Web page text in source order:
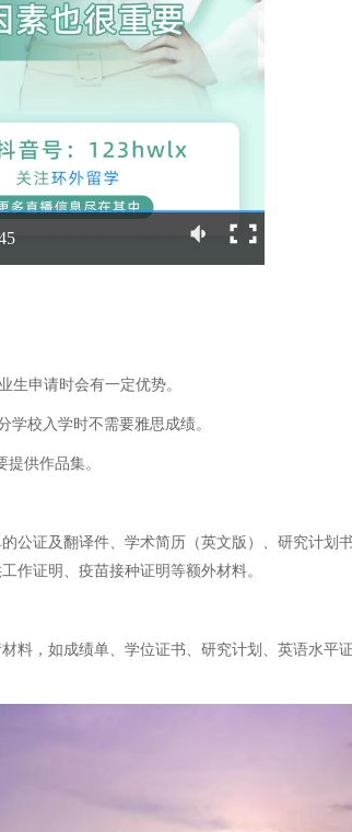
生申请时会有一定优势。
校入学时不需要雅思成绩。
供作品集。
证及翻译件、学术简历（英文版）、研究计划
作证明、疫苗接种证明等额外材料。
，如成绩单、学位证书、研究计划、英语水平